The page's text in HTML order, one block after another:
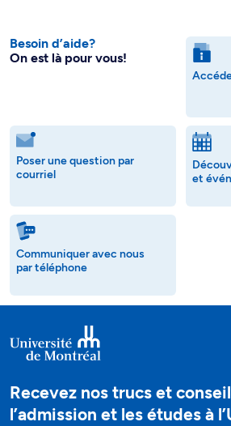
Besoin d’aide?
On est là pour vous!
Poser une question par
courriel
et
Communiquer avec nous
par téléphone
Recevez nos trucs et
l’admission et les études à